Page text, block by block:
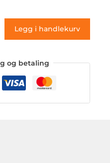
antall
Legg i handlekurv
og betaling